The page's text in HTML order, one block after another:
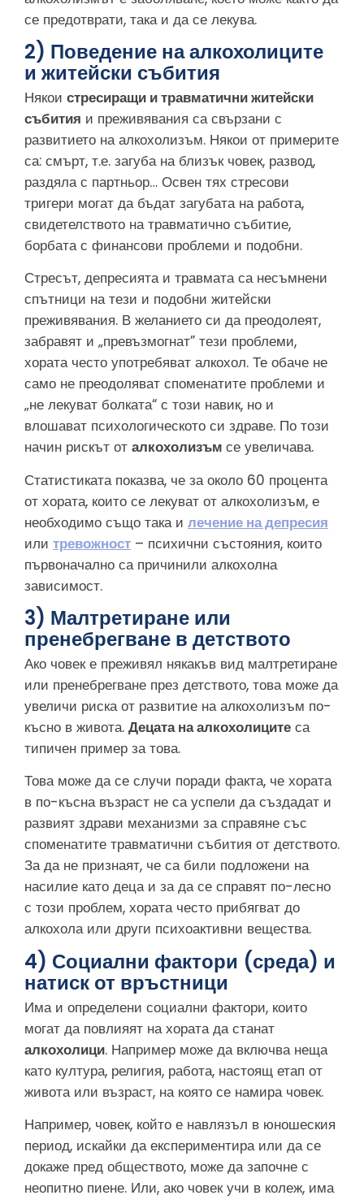
се предотврати, така и да се лекува.
2) Поведение на алкохолиците
и житейски събития
Някои стресиращи и травматични житейски
събития и преживявания са свързани с
развитието на алкохолизъм. Някои от примерите
са: смърт, т.е. загуба на близък човек, развод,
раздяла с партньор… Освен тях стресови
тригери могат да бъдат загубата на работа,
свидетелството на травматично събитие,
борбата с финансови проблеми и подобни.
Стресът, депресията и травмата са несъмнени
спътници на тези и подобни житейски
преживявания. В желанието си да преодолеят,
забравят и „превъзмогнат” тези проблеми,
хората често употребяват алкохол. Те обаче не
само не преодоляват споменатите проблеми и
„не лекуват болката“ с този навик, но и
влошават психологическото си здраве. По този
начин рискът от алкохолизъм се увеличава.
Статистиката показва, че за около 60 процента
от хората, които се лекуват от алкохолизъм, е
необходимо също така и лечение на депресия
или тревожност – психични състояния, които
първоначално са причинили алкохолна
зависимост.
3) Малтретиране или
пренебрегване в детството
Ако човек е преживял някакъв вид малтретиране
или пренебрегване през детството, това може да
увеличи риска от развитие на алкохолизъм по-
късно в живота. Децата на алкохолиците са
типичен пример за това.
Това може да се случи поради факта, че хората
в по-късна възраст не са успели да създадат и
развият здрави механизми за справяне със
споменатите травматични събития от детството.
За да не признаят, че са били подложени на
насилие като деца и за да се справят по-лесно
с този проблем, хората често прибягват до
алкохола или други психоактивни вещества.
4) Социални фактори (среда) и
натиск от връстници
Има и определени социални фактори, които
могат да повлияят на хората да станат
алкохолици. Например може да включва неща
като култура, религия, работа, настоящ етап от
живота или възраст, на която се намира човек.
Например, човек, който е навлязъл в юношеския
период, искайки да експериментира или да се
докаже пред обществото, може да започне с
неопитно пиене. Или, ако човек учи в колеж, има